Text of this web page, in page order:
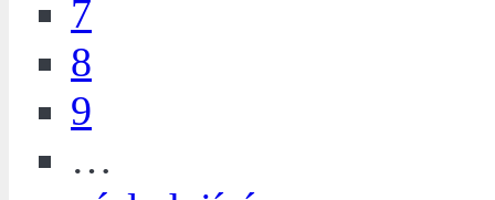
7
8
9
…